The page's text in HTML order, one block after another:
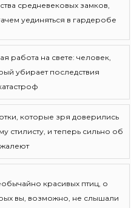
средневековых замков,
уединяться в гардеробе
работа на свете: человек,
убирает последствия
которые зря доверились
стилисту, и теперь сильно об
красивых птиц, о
вы, возможно, не слышали